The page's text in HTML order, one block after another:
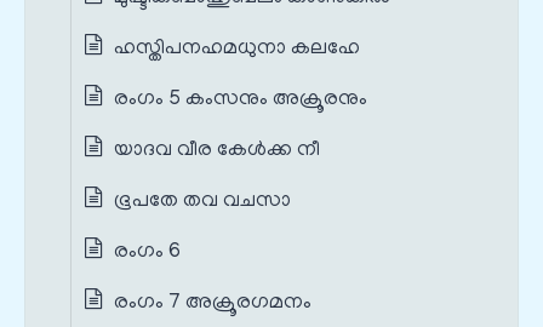
ഹസ്തിപനഹമധുനാ കലഹേ
രംഗം 5 കംസനും അക്രൂരനും
യാദവ വീര കേൾക്ക നീ
ഭൂപതേ തവ വചസാ
രംഗം 6
രംഗം 7 അക്രൂരഗമനം